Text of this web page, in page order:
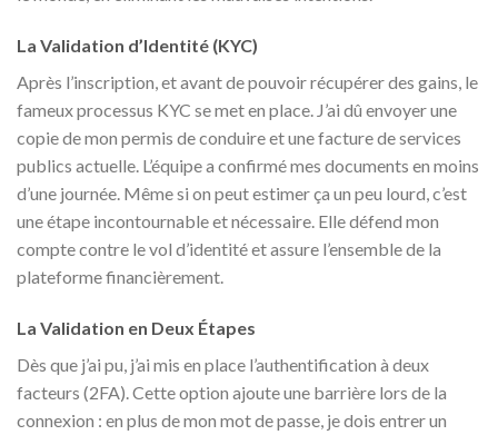
La Validation d’Identité (KYC)
Après l’inscription, et avant de pouvoir récupérer des gains, le
fameux processus KYC se met en place. J’ai dû envoyer une
copie de mon permis de conduire et une facture de services
publics actuelle. L’équipe a confirmé mes documents en moins
d’une journée. Même si on peut estimer ça un peu lourd, c’est
une étape incontournable et nécessaire. Elle défend mon
compte contre le vol d’identité et assure l’ensemble de la
plateforme financièrement.
La Validation en Deux Étapes
Dès que j’ai pu, j’ai mis en place l’authentification à deux
facteurs (2FA). Cette option ajoute une barrière lors de la
connexion : en plus de mon mot de passe, je dois entrer un